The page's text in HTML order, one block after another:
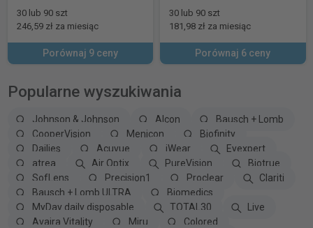
30 lub 90 szt
246,59 zł za miesiąc
Porównaj 9 ceny
30 lub 90 szt
181,98 zł za miesiąc
Porównaj 6 ceny
Popularne wyszukiwania
Johnson & Johnson Alcon
Bausch + Lomb
CooperVision
Menicon
Biofinity
Dailies
Acuvue iWear
Eyexpert
atrea
Air Optix PureVision
Biotrue
SofLens
Precision1 Proclear
Clariti
Bausch + Lomb ULTRA
Biomedics
MyDay daily disposable
TOTAL30
Live
Avaira Vitality
Miru
Colored